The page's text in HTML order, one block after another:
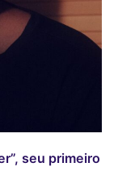
seu primeiro